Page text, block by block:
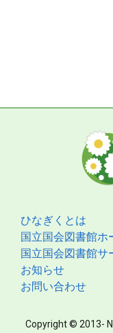
ひなぎくとは
国立国会図書館ホ
国立国会図書館サ
お知らせ
お問い合わせ
Copyright © 2013-